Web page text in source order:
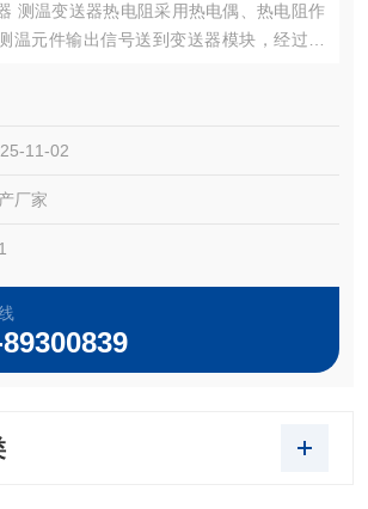
测温变送器热电阻采用热电偶、热电阻作
温元件输出信号送到变送器模块，经过稳
换成与温度成线性关系的4～20mA电流信
11-02
厂家